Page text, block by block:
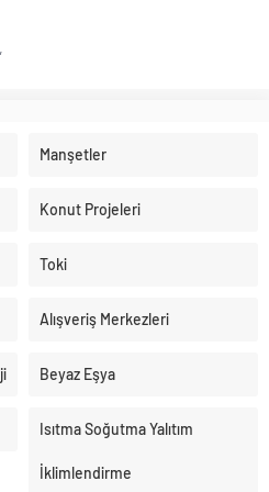
Manşetler
Konut Projeleri
Toki
Alışveriş Merkezleri
Beyaz Eşya
Isıtma Soğutma Yalıtım
İklimlendirme